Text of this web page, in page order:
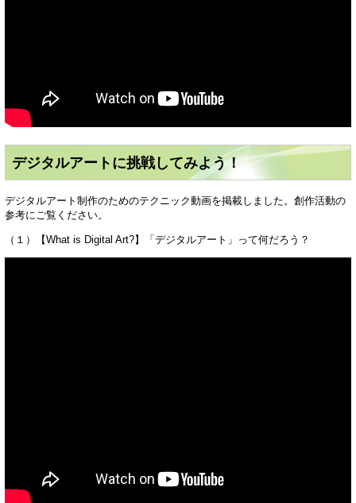
デジタルアートに挑戦してみよう！
デジタルアート制作のためのテクニック動画を掲載しました。創作活動の
参考にご覧ください。
（１）【What is Digital Art?】「デジタルアート」って何だろう？